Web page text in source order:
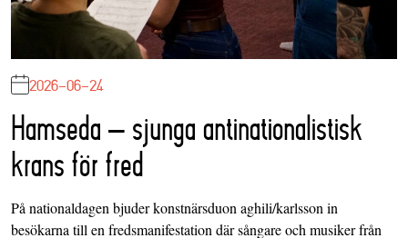
2026-06-24
Hamseda – sjunga antinationalistisk
krans för fred
På nationaldagen bjuder konstnärsduon aghili/karlsson in
besökarna till en fredsmanifestation där sångare och musiker från